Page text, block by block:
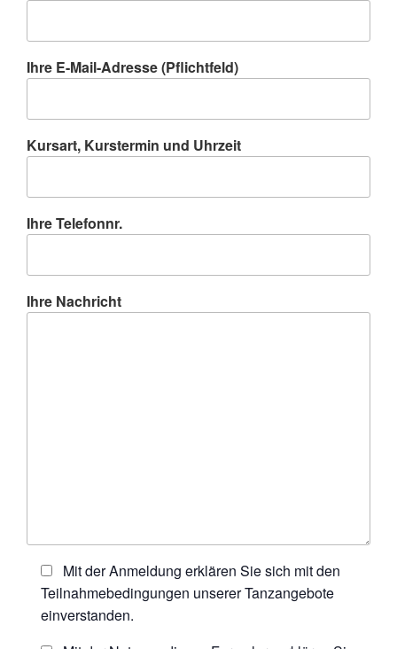
Ihre E-Mail-Adresse (Pflichtfeld)
Kursart, Kurstermin und Uhrzeit
Ihre Telefonnr.
Ihre Nachricht
Mit der Anmeldung erklären Sie sich mit den
Teilnahmebedingungen unserer Tanzangebote
einverstanden.